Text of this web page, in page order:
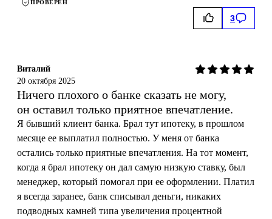
ПРОВЕРЕН
3
Виталий
20 октября 2025
Ничего плохого о банке сказать не могу,
он оставил только приятное впечатление.
Я бывший клиент банка. Брал тут ипотеку, в прошлом
месяце ее выплатил полностью. У меня от банка
остались только приятные впечатления. На тот момент,
когда я брал ипотеку он дал самую низкую ставку, был
менеджер, который помогал при ее оформлении. Платил
я всегда заранее, банк списывал деньги, никаких
подводных камней типа увеличения процентной